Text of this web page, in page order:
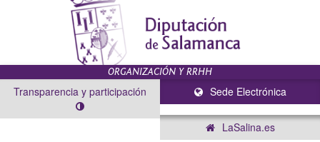
Sede Electrónica
Transparencia y participación
LaSalina.es